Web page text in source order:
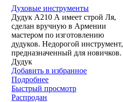
Духовые инструменты
Дудук A210 А имеет строй Ля,
сделан вручную в Армении
мастером по изготовлению
дудуков. Недорогой инструмент,
предназначенный для новичков.
Дудук
Добавить в избранное
Подробнее
Быстрый просмотр
Распродан